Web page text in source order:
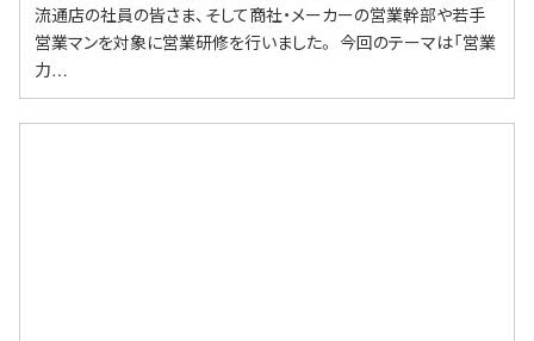
流通店の社員の皆さま、そして商社・メーカーの営業幹部や若手
営業マンを対象に営業研修を行いました。 今回のテーマは「営業
力…